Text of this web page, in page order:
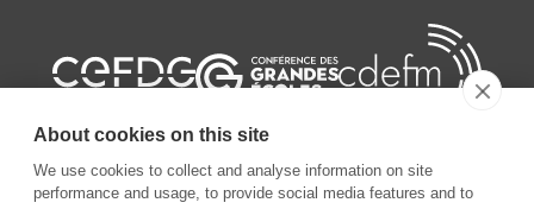
About cookies on this site
We use cookies to collect and analyse information on site
performance and usage, to provide social media features and to